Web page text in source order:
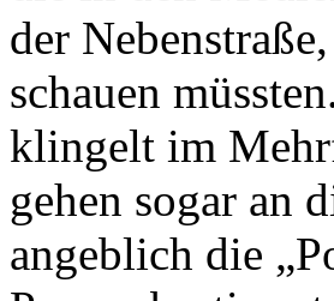
der
schauen
klingelt im
gehen sogar an
angeblich die